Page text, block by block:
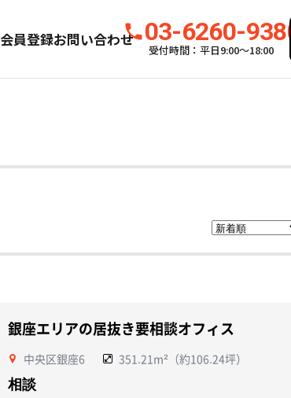
会員登録お問い合わせ 03-6260-9380
受付時間：平日9:00〜18:00
銀座エリアの居抜き要相談オフィス
中央区銀座6 351.21m²（約106.24坪）
相談